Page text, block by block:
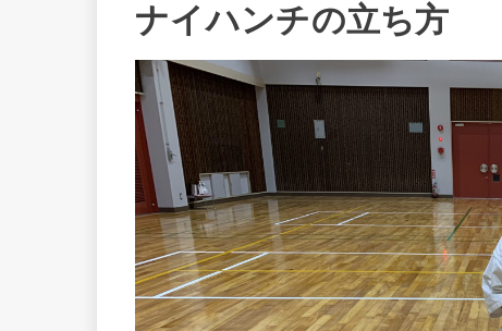
ナイハンチの立ち方